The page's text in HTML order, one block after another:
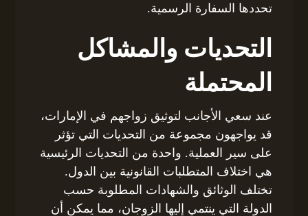
تحددها السفارة الرسمية.
التحديات والمشاكل
المحتملة
عند سعي الأجانب لتوثيق زواجهم في الإمارات،
قد يواجهون مجموعة من التحديات التي تؤثر
على سير العملية. واحدة من التحديات الرئيسية
هي اختلاف المتطلبات القانونية بين الدول.
تختلف الوثائق والشهادات المطلوبة حسب
الدولة التي ينتمي إليها الزوجان، مما يمكن أن